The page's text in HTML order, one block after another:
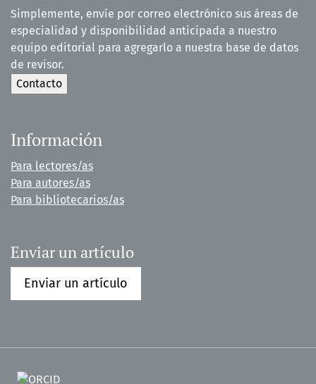
Simplemente, envíe por correo electrónico sus áreas de
especialidad y disponibilidad anticipada a nuestro
equipo editorial para agregarlo a nuestra base de datos
de revisor.
Información
Para lectores/as
Para autores/as
Para bibliotecarios/as
Enviar un artículo
Enviar un artículo